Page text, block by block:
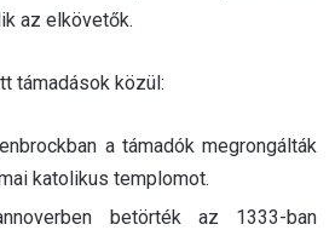
az elkövetők.
támadások közül:
a támadók megrongálták
katolikus templomot.
betörték az 1333-ban